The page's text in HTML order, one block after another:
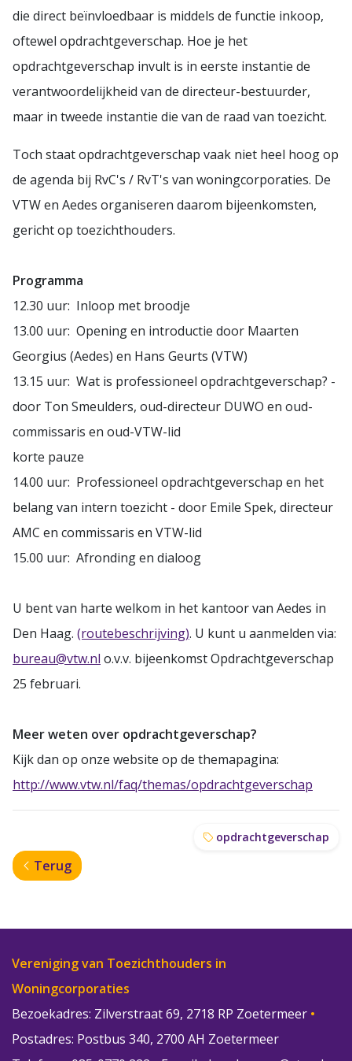
die direct beïnvloedbaar is middels de functie inkoop,
oftewel opdrachtgeverschap. Hoe je het
opdrachtgeverschap invult is in eerste instantie de
verantwoordelijkheid van de directeur-bestuurder,
maar in tweede instantie die van de raad van toezicht.
Toch staat opdrachtgeverschap vaak niet heel hoog op
de agenda bij RvC's / RvT's van woningcorporaties. De
VTW en Aedes organiseren daarom bijeenkomsten,
gericht op toezichthouders.
Programma
12.30 uur: Inloop met broodje
13.00 uur: Opening en introductie door Maarten
Georgius (Aedes) en Hans Geurts (VTW)
13.15 uur: Wat is professioneel opdrachtgeverschap? -
door Ton Smeulders, oud-directeur DUWO en oud-
commissaris en oud-VTW-lid
korte pauze
14.00 uur: Professioneel opdrachtgeverschap en het
belang van intern toezicht - door Emile Spek, directeur
AMC en commissaris en VTW-lid
15.00 uur: Afronding en dialoog
U bent van harte welkom in het kantoor van Aedes in
Den Haag. (routebeschrijving). U kunt u aanmelden via:
bureau@vtw.nl o.v.v. bijeenkomst Opdrachtgeverschap
25 februari.
Meer weten over opdrachtgeverschap?
Kijk dan op onze website op de themapagina:
http://www.vtw.nl/faq/themas/opdrachtgeverschap
opdrachtgeverschap
Terug
Vereniging van Toezichthouders in
Woningcorporaties
Bezoekadres: Zilverstraat 69, 2718 RP Zoetermeer •
Postadres: Postbus 340, 2700 AH Zoetermeer